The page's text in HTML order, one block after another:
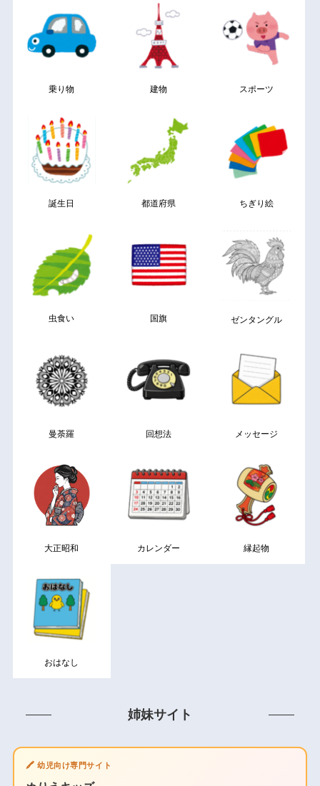
乗り物 建物 スポーツ
誕生日 都道府県 ちぎり絵
虫食い 国旗 ゼンタングル
曼荼羅 回想法 メッセージ
大正昭和 カレンダー 縁起物
おはなし
姉妹サイト
🖍️ 幼児向け専門サイト